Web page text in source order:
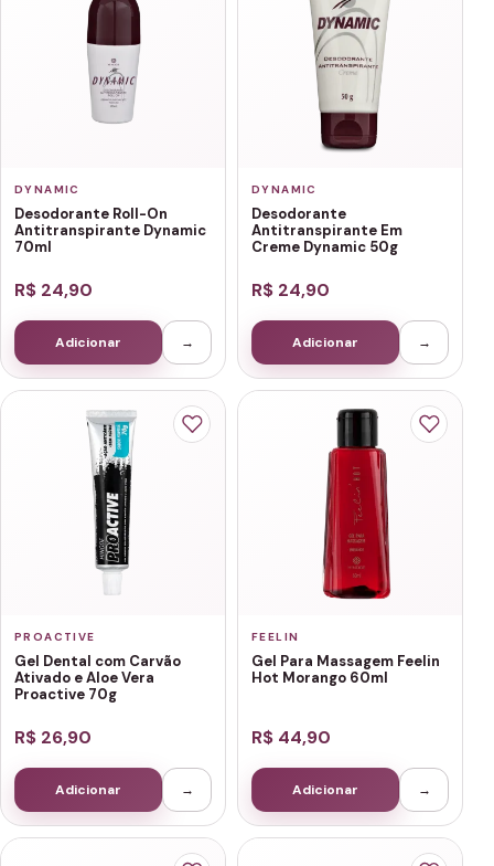
DYNAMIC
Desodorante Roll-On
Antitranspirante Dynamic
70ml
R$ 24,90
Adicionar →
DYNAMIC
Desodorante
Antitranspirante Em
Creme Dynamic 50g
R$ 24,90
Adicionar →
PROACTIVE
Gel Dental com Carvão
Ativado e Aloe Vera
Proactive 70g
R$ 26,90
Adicionar →
FEELIN
Gel Para Massagem Feelin
Hot Morango 60ml
R$ 44,90
Adicionar →